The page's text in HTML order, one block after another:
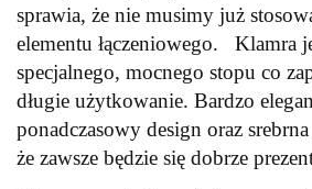
sprawia, że nie musimy już
elementu łączeniowego. Klamra
specjalnego, mocnego stopu co
długie użytkowanie. Bardzo
ponadczasowy design oraz
że zawsze będzie się dobrze